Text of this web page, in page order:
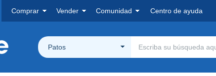
Comprar Vender Comunidad Centro de ayuda
Patos